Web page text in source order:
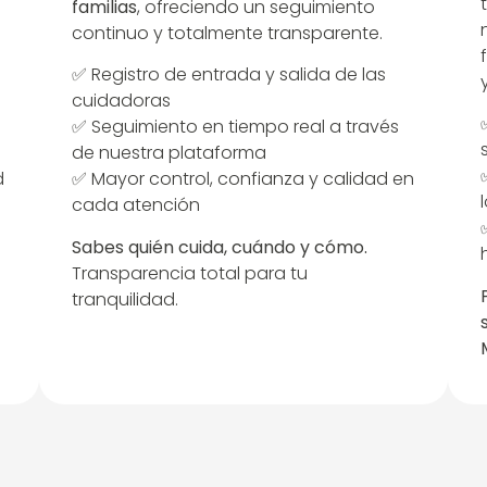
familias, ofreciendo un seguimiento
continuo y totalmente transparente.
✅ Registro de entrada y salida de las
cuidadoras
✅ Seguimiento en tiempo real a través
de nuestra plataforma
✅ Mayor control, confianza y calidad en
cada atención
Sabes quién cuida, cuándo y cómo.
Transparencia total para tu
tranquilidad.